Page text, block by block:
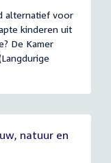
alternatief voor
kinderen uit
De Kamer
natuur en